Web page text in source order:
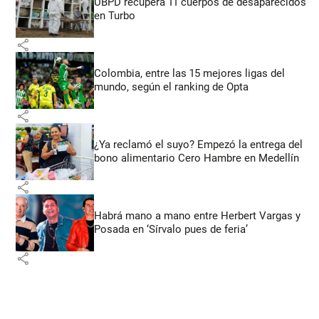
en Turbo
share
Colombia, entre las 15 mejores ligas del
mundo, según el ranking de Opta
share
¿Ya reclamó el suyo? Empezó la entrega del
bono alimentario Cero Hambre en Medellín
share
Habrá mano a mano entre Herbert Vargas y
Posada en ‘Sírvalo pues de feria’
share